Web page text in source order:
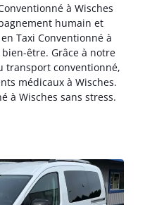
à Wisches
humain et
Taxi Conventionné à
être. Grâce à notre
transport conventionné,
médicaux à Wisches.
à Wisches sans stress.